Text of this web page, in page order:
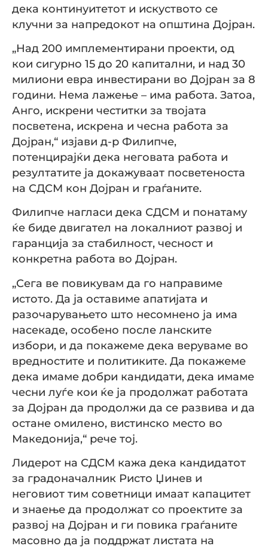
дека континуитетот и искуството се
клучни за напредокот на општина Дојран.
„Над 200 имплементирани проекти, од
кои сигурно 15 до 20 капитални, и над 30
милиони евра инвестирани во Дојран за 8
години. Нема лажење – има работа. Затоа,
Анго, искрени честитки за твојата
посветена, искрена и чесна работа за
Дојран,“ изјави д-р Филипче,
потенцирајќи дека неговата работа и
резултатите ја докажуваат посветеноста
на СДСМ кон Дојран и граѓаните.
Филипче нагласи дека СДСМ и понатаму
ќе биде двигател на локалниот развој и
гаранција за стабилност, чесност и
конкретна работа во Дојран.
„Сега ве повикувам да го направиме
истото. Да ја оставиме апатијата и
разочарувањето што несомнено ја има
насекаде, особено после ланските
избори, и да покажеме дека веруваме во
вредностите и политиките. Да покажеме
дека имаме добри кандидати, дека имаме
чесни луѓе кои ќе ја продолжат работата
за Дојран да продолжи да се развива и да
остане омилено, вистинско место во
Македонија,“ рече тој.
Лидерот на СДСМ кажа дека кандидатот
за градоначалник Ристо Џинев и
неговиот тим советници имаат капацитет
и знаење да продолжат со проектите за
развој на Дојран и ги повика граѓаните
масовно да ја поддржат листата на